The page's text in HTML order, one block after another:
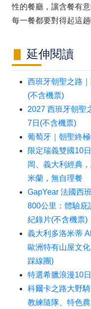
性的餐廳，讓含餐有
每一餐都要對得起這趟
延伸閱讀
西班牙朝聖之路
(不含機票)
2027 西班牙朝聖
7日(不含機票)
葡萄牙｜朝聖終
限定瑞義雙國10
岡、義大利經典
米蘭，無自理餐
GapYear 法國西
800公里：體驗庇
紀錄片(不含機票)
義大利多洛米蒂
歐洲特有山屋文
踩線團)
特選希臘浪漫10
科爾卡之路大野
教練隨隊、特色